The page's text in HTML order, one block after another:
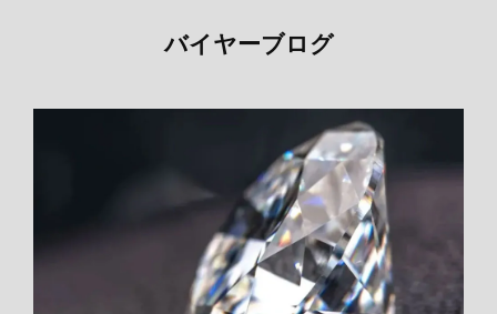
バイヤーブログ